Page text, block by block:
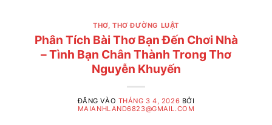
THƠ, THƠ ĐƯỜNG LUẬT
Phân Tích Bài Thơ Bạn Đến Chơi Nhà
– Tình Bạn Chân Thành Trong Thơ
Nguyễn Khuyến
ĐĂNG VÀO THÁNG 3 4, 2026 BỞI
MAIANHLAND6823@GMAIL.COM